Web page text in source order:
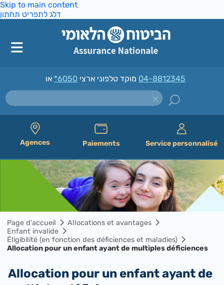
Skip to main content
דלג לתפריט תחתון
מוקד טלפוני ארצי *6050 04-8812345
Agences Paiements Service personnalisé
Page d'accueil
Allocations et avantages
Enfant invalide
Éligibilité (en fonction des déficiences et maladies)
Allocation pour un enfant ayant de multiples déficiences
Allocation pour un enfant ayant de